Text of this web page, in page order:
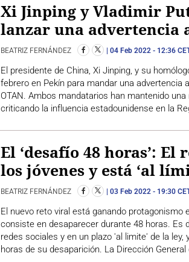
Xi Jinping y Vladimir
lanzar una advertencia
BEATRIZ FERNÁNDEZ 04 Feb 2022 - 12:36
El presidente de China, Xi Jinping, y su
febrero en Pekín para mandar una advertencia
OTAN. Ambos mandatarios han mantenido
criticando la influencia estadounidense en la
El ‘desafío 48 horas’:
los jóvenes y está ‘al
BEATRIZ FERNÁNDEZ 03 Feb 2022 - 19:30
El nuevo reto viral está ganando
consiste en desaparecer durante 48 horas. Es
redes sociales y en un plazo 'al limite' de la
horas de su desaparición. La Dirección